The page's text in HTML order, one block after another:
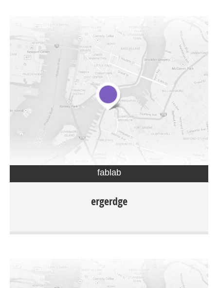
fablab
ergerdge